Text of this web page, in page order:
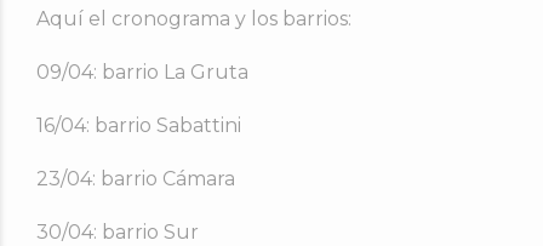
Aquí el cronograma y los barrios:
09/04: barrio La Gruta
16/04: barrio Sabattini
23/04: barrio Cámara
30/04: barrio Sur